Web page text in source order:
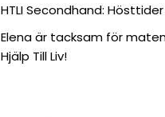
HTLI Secondhand:
Elena är tacksam för
Hjälp Till Liv!